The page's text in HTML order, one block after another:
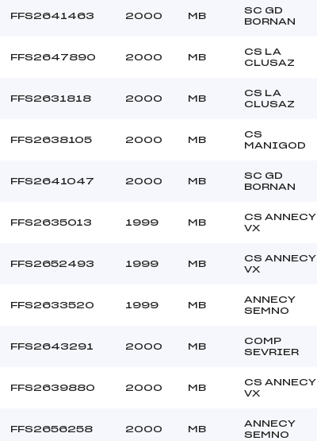
FFS2641463 2000 MB
SC GD
BORNAN
FFS2647890 2000 MB
CS LA
CLUSAZ
FFS2631818 2000 MB
CS LA
CLUSAZ
FFS2638105 2000 MB
CS
MANIGOD
FFS2641047 2000 MB
SC GD
BORNAN
FFS2635013 1999 MB
CS ANNECY
VX
FFS2652493 1999 MB
CS ANNECY
VX
FFS2633520 1999 MB
ANNECY
SEMNO
FFS2643291 2000 MB
COMP
SEVRIER
FFS2639880 2000 MB
CS ANNECY
VX
FFS2656258 2000 MB
ANNECY
SEMNO